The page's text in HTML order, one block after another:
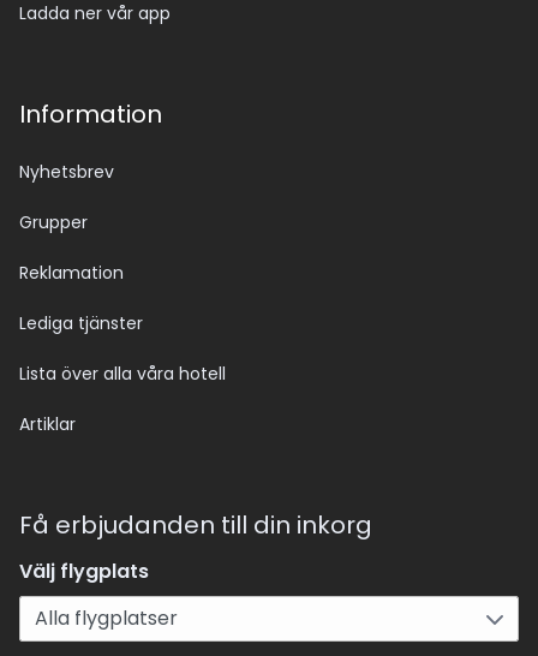
Ladda ner vår app
Information
Nyhetsbrev
Grupper
Reklamation
Lediga tjänster
Lista över alla våra hotell
Artiklar
Få erbjudanden till din inkorg
Välj flygplats